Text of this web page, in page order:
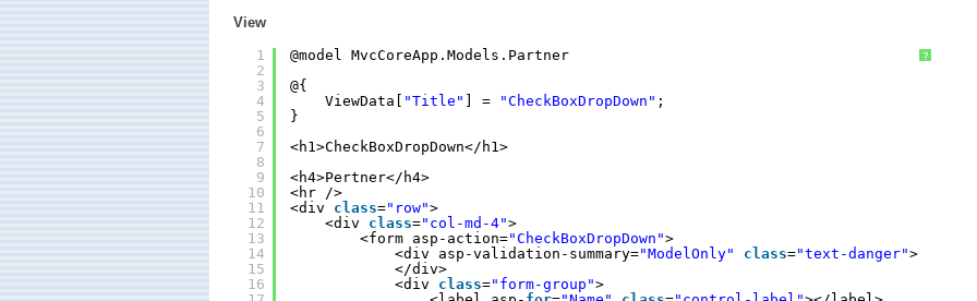
View
?
1
2
3
4
5
6
7
8
9
10
11
12
13
14
15
16
@model MvcCoreApp.Models.Partner
@{
ViewData[ "Title" ] = "CheckBoxDropDown" ;
}
<h1>CheckBoxDropDown</h1>
<h4>Pertner</h4>
<hr />
<div class="row">
<div class="col-md-4">
<form asp-action="CheckBoxDropDown">
<div asp-validation-summary="ModelOnly" class="text-danger">
</div>
<div class="form-group">